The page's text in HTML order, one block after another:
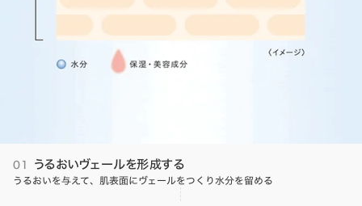
01 うるおいヴェールを形成する
うるおいを与えて、肌表面にヴェールをつくり水分を留める